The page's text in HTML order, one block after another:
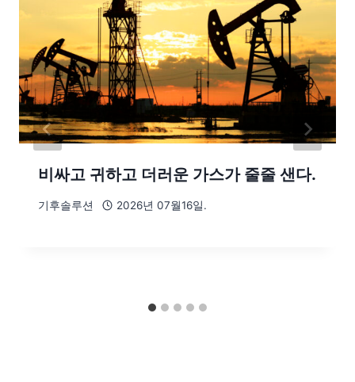
비싸고 귀하고 더러운 가스가 줄줄 샌다.
기후솔루션 2026년 07월16일.